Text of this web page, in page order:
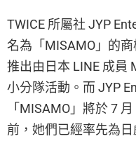
TWICE 所屬社 JYP
名為「MISAMO」的
推出由日本 LINE 成員
小分隊活動。而 JYP
「MISAMO」將於 7
前，她們已經率先為日